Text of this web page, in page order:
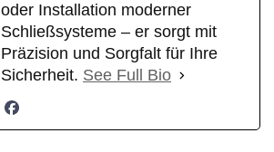
oder Installation moderner
Schließsysteme – er sorgt mit
Präzision und Sorgfalt für Ihre
Sicherheit. See Full Bio